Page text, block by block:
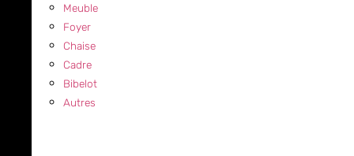
Meuble
Foyer
Chaise
Cadre
Bibelot
Autres